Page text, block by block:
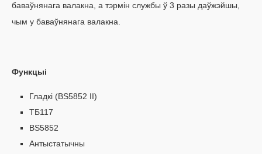
баваўнянага валакна, а тэрмін службы ў 3 разы даўжэйшы,
чым у баваўнянага валакна.
Функцыі
Гладкі (BS5852 II)
ТБ117
BS5852
Антыстатычны